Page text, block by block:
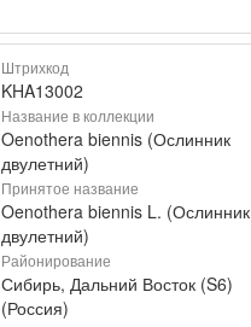
Штрихкод
KHA13002
Название в коллекции
Oenothera biennis (Ослинник
двулетний)
Принятое название
Oenothera biennis L. (Ослинник
двулетний)
Районирование
Сибирь, Дальний Восток (S6)
(Россия)